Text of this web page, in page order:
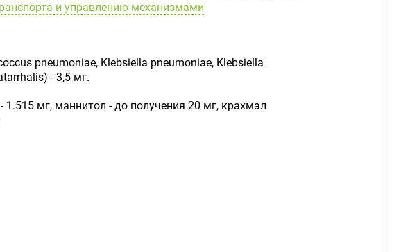
и управлению механизмами
pneumoniae, Klebsiella pneumoniae, Klebsiella
- 3,5 мг.
1.515 мг, маннитол - до получения 20 мг, крахмал